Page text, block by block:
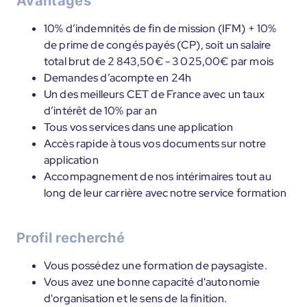
10% d’indemnités de fin de mission (IFM) + 10%
de prime de congés payés (CP), soit un salaire
total brut de 2 843,50€ - 3 025,00€ par mois
Demandes d’acompte en 24h
Un des meilleurs CET de France avec un taux
d’intérêt de 10% par an
Tous vos services dans une application
Accès rapide à tous vos documents sur notre
application
Accompagnement de nos intérimaires tout au
long de leur carrière avec notre service formation
Profil recherché
Vous possédez une formation de paysagiste.
Vous avez une bonne capacité d'autonomie
d'organisation et le sens de la finition.